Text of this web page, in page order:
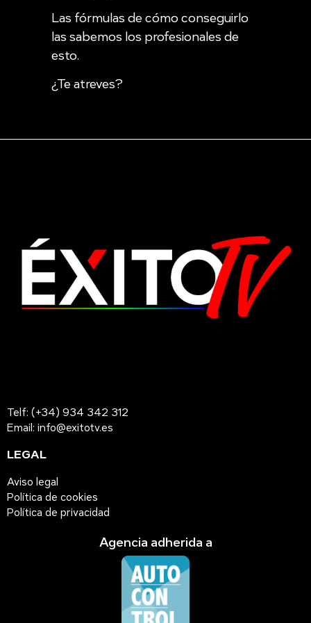
Las fórmulas de cómo conseguirlo
las sabemos los profesionales de
esto.
¿Te atreves?
Telf: (+34) 934 342 312
Email: info@exitotv.es
LEGAL
Aviso legal
Política de cookies
Política de privacidad
Agencia adherida a